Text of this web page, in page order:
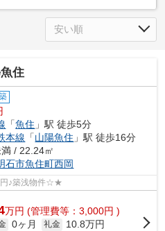
住
「魚住 」駅 徒歩5分
本線 「山陽魚住 」駅 徒歩16分
/ 22.24㎡
石市魚住町西岡
♪築浅物件☆★
万円 (管理費等：3,000円 )
0ヶ月 礼金
10.8万円